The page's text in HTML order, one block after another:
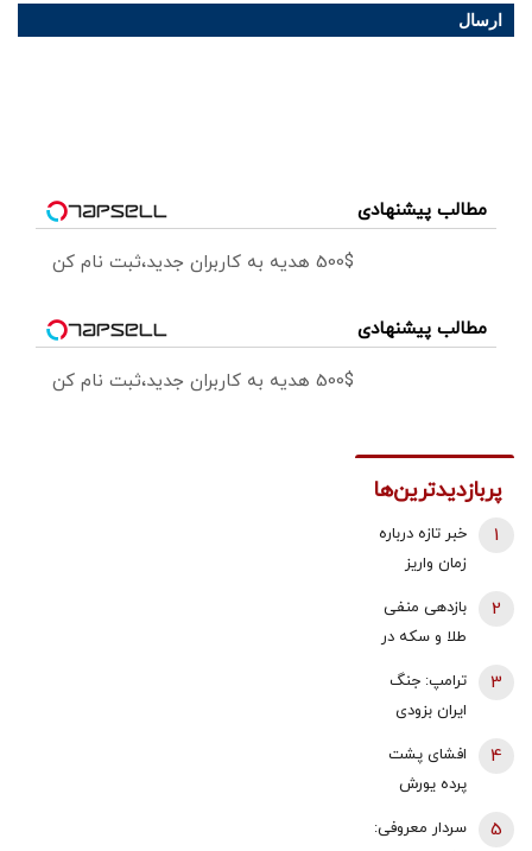
ارسال
مطالب پیشنهادی
500$ هدیه به کاربران جدید،ثبت نام کن
مطالب پیشنهادی
500$ هدیه به کاربران جدید،ثبت نام کن
پربازدیدترین‌ها
خبر تازه درباره
زمان واریز
بازنشستگان
تامین اجتماعی
1
بازدهی منفی
طلا و سکه در
هفته دوم
قیمت طلا با دو
اهرم دلار و
2
ترامپ: جنگ
ایران بزودی
تامین برخی
مهمات
«محدودتر»
3
افشای پشت
پرده یورش
4
سردار معروفی:
5